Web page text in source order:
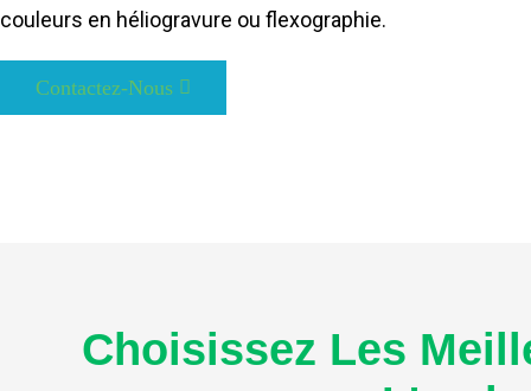
couleurs en héliogravure ou flexographie.
Contactez-Nous
Choisissez Les